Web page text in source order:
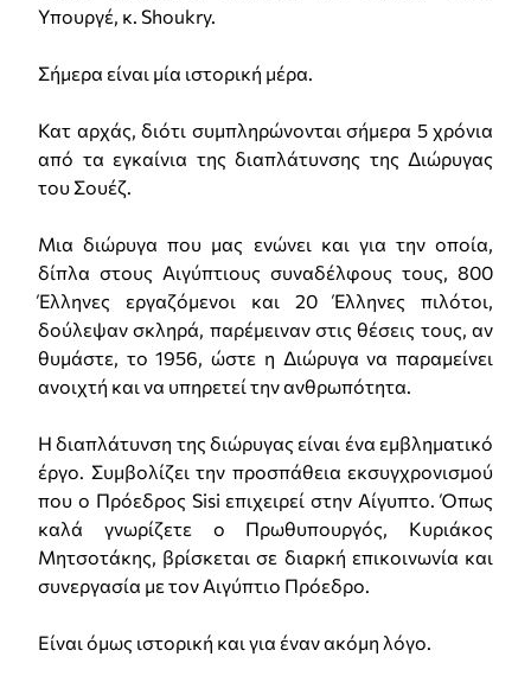
Υπουργέ, κ. Shoukry.
Σήμερα είναι μία ιστορική μέρα.
Κατ αρχάς, διότι συμπληρώνονται σήμερα 5 χρόνια
από τα εγκαίνια της διαπλάτυνσης της Διώρυγας
του Σουέζ.
Μια διώρυγα που μας ενώνει και για την οποία,
δίπλα στους Αιγύπτιους συναδέλφους τους, 800
Έλληνες εργαζόμενοι και 20 Έλληνες πιλότοι,
δούλεψαν σκληρά, παρέμειναν στις θέσεις τους, αν
θυμάστε, το 1956, ώστε η Διώρυγα να παραμείνει
ανοιχτή και να υπηρετεί την ανθρωπότητα.
Η διαπλάτυνση της διώρυγας είναι ένα εμβληματικό
έργο. Συμβολίζει την προσπάθεια εκσυγχρονισμού
που ο Πρόεδρος Sisi επιχειρεί στην Αίγυπτο. Όπως
καλά γνωρίζετε ο Πρωθυπουργός, Κυριάκος
Μητσοτάκης, βρίσκεται σε διαρκή επικοινωνία και
συνεργασία με τον Αιγύπτιο Πρόεδρο.
Είναι όμως ιστορική και για έναν ακόμη λόγο.